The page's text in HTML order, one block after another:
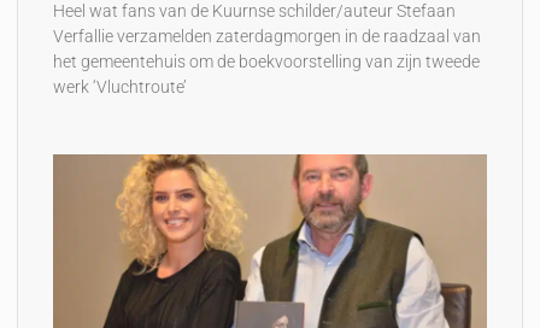
Heel wat fans van de Kuurnse schilder/auteur Stefaan
Verfallie verzamelden zaterdagmorgen in de raadzaal van
het gemeentehuis om de boekvoorstelling van zijn tweede
werk ‘Vluchtroute’